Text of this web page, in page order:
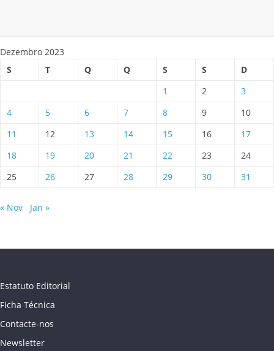
Dezembro 2023
S
T Q Q S S
D
1
2
3
4
5 6 7 8 9
10
11
12 13 14 15 16
17
18
19 20 21 22 23
24
25
26 27 28 29 30 31
« Nov Jan »
Estatuto Editorial
Ficha Técnica
Contacte-nos
Newsletter